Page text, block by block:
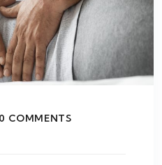
0 COMMENTS